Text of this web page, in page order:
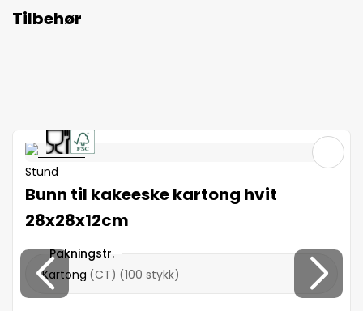
Tilbehør
Stund
Bunn til kakeeske kartong hvit
28x28x12cm
Pakningstr.
Kartong (CT) (100 stykk)